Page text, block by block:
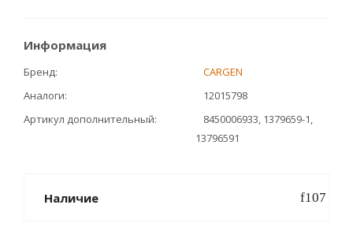
Информация
Бренд
CARGEN
Аналоги
12015798
Артикул дополнительный
8450006933, 1379659-1,
13796591
Наличие